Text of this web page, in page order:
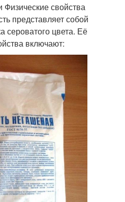
свойства
представляет собой
сероватого цвета. Её
включают: